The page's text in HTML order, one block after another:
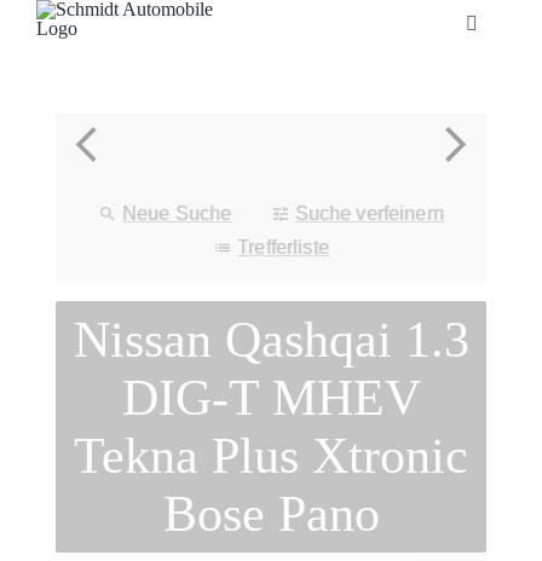
Toggle
Fahrzeuge
Neuheiten
Neue Suche
Suche verfeinern
Trefferliste
Nissan Qashqai 1.3
DIG-T MHEV
Tekna Plus Xtronic
Bose Pano